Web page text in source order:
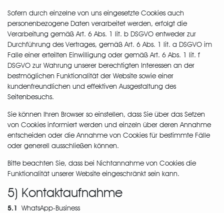
Sofern durch einzelne von uns eingesetzte Cookies auch
personenbezogene Daten verarbeitet werden, erfolgt die
Verarbeitung gemäß Art. 6 Abs. 1 lit. b DSGVO entweder zur
Durchführung des Vertrages, gemäß Art. 6 Abs. 1 lit. a DSGVO im
Falle einer erteilten Einwilligung oder gemäß Art. 6 Abs. 1 lit. f
DSGVO zur Wahrung unserer berechtigten Interessen an der
bestmöglichen Funktionalität der Website sowie einer
kundenfreundlichen und effektiven Ausgestaltung des
Seitenbesuchs.
Sie können Ihren Browser so einstellen, dass Sie über das Setzen
von Cookies informiert werden und einzeln über deren Annahme
entscheiden oder die Annahme von Cookies für bestimmte Fälle
oder generell ausschließen können.
Bitte beachten Sie, dass bei Nichtannahme von Cookies die
Funktionalität unserer Website eingeschränkt sein kann.
5) Kontaktaufnahme
5.1 WhatsApp-Business